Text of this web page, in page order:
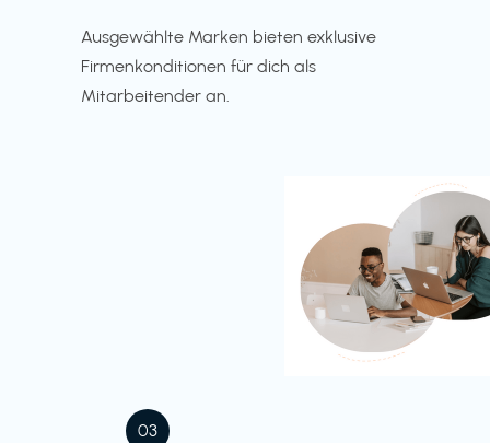
Ausgewählte Marken bieten exklusive
Firmenkonditionen für dich als
Mitarbeitender an.
03